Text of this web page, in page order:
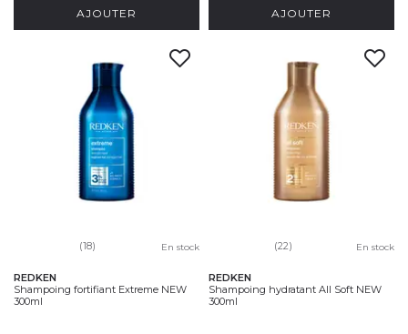
AJOUTER AJOUTER
(18) En stock
REDKEN
Shampoing fortifiant Extreme NEW
300ml
(22) En stock
REDKEN
Shampoing hydratant All Soft NEW
300ml